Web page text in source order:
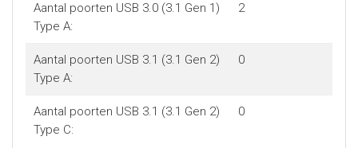
Aantal poorten USB 3.0 (3.1 Gen 1)
Type A:
2
Aantal poorten USB 3.1 (3.1 Gen 2)
Type A:
0
Aantal poorten USB 3.1 (3.1 Gen 2)
Type C:
0